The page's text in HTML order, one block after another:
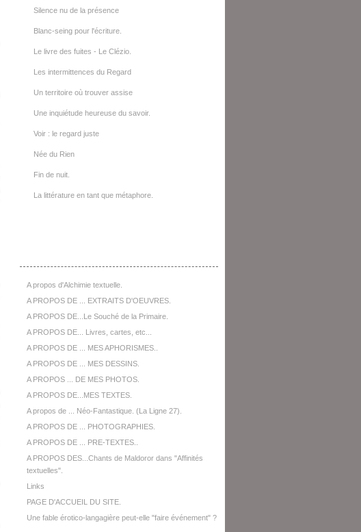
Silence nu de la présence
Blanc-seing pour l'écriture.
Le livre des fuites - Le Clézio.
Les intermittences du Regard
Un territoire où trouver assise
Une inquiétude heureuse du savoir.
Voir : le regard juste
Née du Rien
Fin de nuit.
La littérature en tant que métaphore.
A propos d'Alchimie textuelle.
A PROPOS DE ... EXTRAITS D'OEUVRES.
A PROPOS DE...Le Souché de la Primaire.
A PROPOS DE... Livres, cartes, etc...
A PROPOS DE ... MES APHORISMES..
A PROPOS DE ... MES DESSINS.
A PROPOS ... DE MES PHOTOS.
A PROPOS DE...MES TEXTES.
A propos de ... Néo-Fantastique. (La Ligne 27).
A PROPOS DE ... PHOTOGRAPHIES.
A PROPOS DE ... PRE-TEXTES..
A PROPOS DES...Chants de Maldoror dans "Affinités
textuelles".
Links
PAGE D'ACCUEIL DU SITE.
Une fable érotico-langagière peut-elle "faire événement" ?